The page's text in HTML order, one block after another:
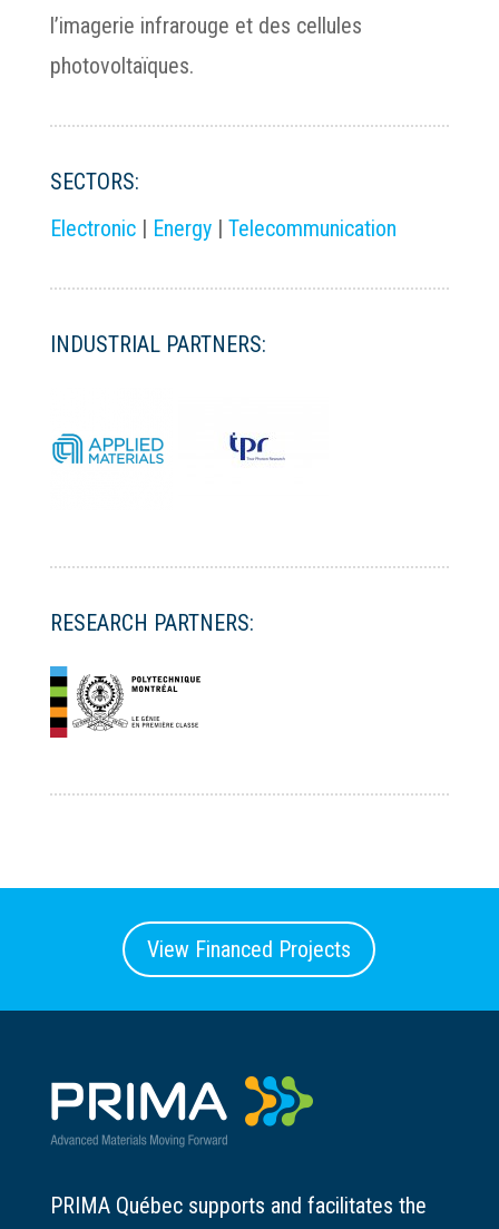
l’imagerie infrarouge et des cellules
photovoltaïques.
SECTORS:
Electronic| Energy| Telecommunication
INDUSTRIAL PARTNERS:
RESEARCH PARTNERS:
View Financed Projects
PRIMA Québec supports and facilitates the